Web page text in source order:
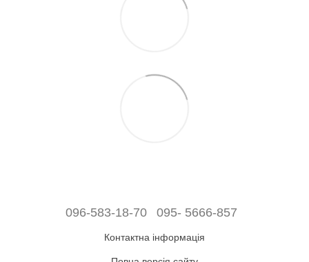
096-583-18-70 095- 5666-857
Контактна інформація